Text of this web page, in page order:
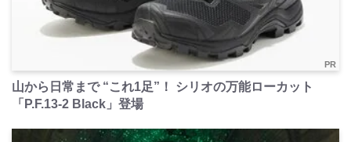
PR
山から日常まで “これ1足”！ シリオの万能ローカット
「P.F.13-2 Black」登場